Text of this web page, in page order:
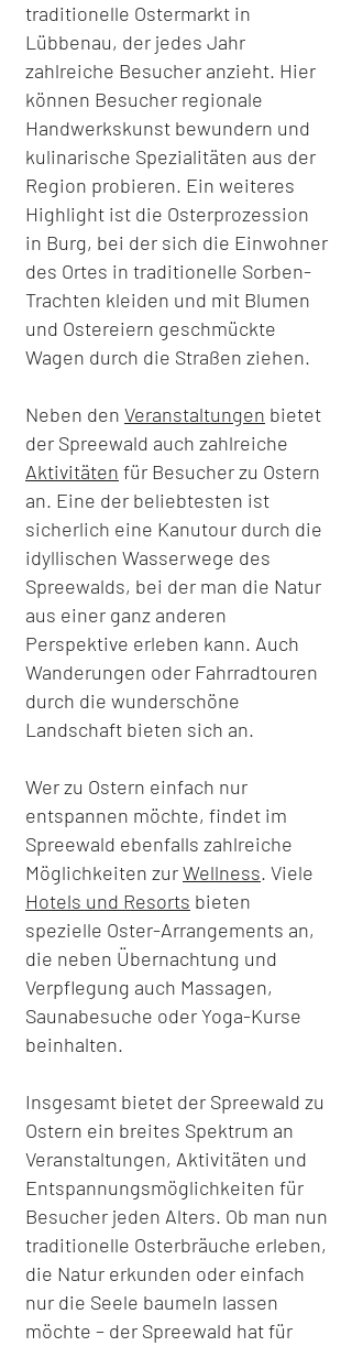
traditionelle Ostermarkt in
Lübbenau, der jedes Jahr
zahlreiche Besucher anzieht. Hier
können Besucher regionale
Handwerkskunst bewundern und
kulinarische Spezialitäten aus der
Region probieren. Ein weiteres
Highlight ist die Osterprozession
in Burg, bei der sich die Einwohner
des Ortes in traditionelle Sorben-
Trachten kleiden und mit Blumen
und Ostereiern geschmückte
Wagen durch die Straßen ziehen.
Neben den Veranstaltungen bietet
der Spreewald auch zahlreiche
Aktivitäten für Besucher zu Ostern
an. Eine der beliebtesten ist
sicherlich eine Kanutour durch die
idyllischen Wasserwege des
Spreewalds, bei der man die Natur
aus einer ganz anderen
Perspektive erleben kann. Auch
Wanderungen oder Fahrradtouren
durch die wunderschöne
Landschaft bieten sich an.
Wer zu Ostern einfach nur
entspannen möchte, findet im
Spreewald ebenfalls zahlreiche
Möglichkeiten zurWellness. Viele
Hotels und Resorts bieten
spezielle Oster-Arrangements an,
die neben Übernachtung und
Verpflegung auch Massagen,
Saunabesuche oder Yoga-Kurse
beinhalten.
Insgesamt bietet der Spreewald zu
Ostern ein breites Spektrum an
Veranstaltungen, Aktivitäten und
Entspannungsmöglichkeiten für
Besucher jeden Alters. Ob man nun
traditionelle Osterbräuche erleben,
die Natur erkunden oder einfach
nur die Seele baumeln lassen
möchte – der Spreewald hat für